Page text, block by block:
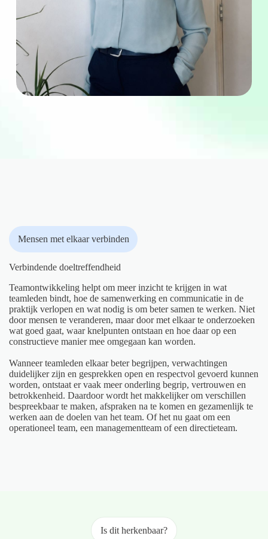
Mensen met elkaar verbinden
Verbindende doeltreffendheid
Teamontwikkeling helpt om meer inzicht te krijgen in wat
teamleden bindt, hoe de samenwerking en communicatie in de
praktijk verlopen en wat nodig is om beter samen te werken. Niet
door mensen te veranderen, maar door met elkaar te onderzoeken
wat goed gaat, waar knelpunten ontstaan en hoe daar op een
constructieve manier mee omgegaan kan worden.
Wanneer teamleden elkaar beter begrijpen, verwachtingen
duidelijker zijn en gesprekken open en respectvol gevoerd kunnen
worden, ontstaat er vaak meer onderling begrip, vertrouwen en
betrokkenheid. Daardoor wordt het makkelijker om verschillen
bespreekbaar te maken, afspraken na te komen en gezamenlijk te
werken aan de doelen van het team. Of het nu gaat om een
operationeel team, een managementteam of een directieteam.
Is dit herkenbaar?